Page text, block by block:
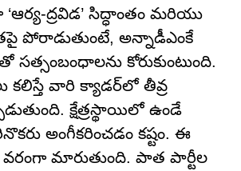
‘ఆర్య-ద్రవిడ’ సిద్ధాంతం మరియు
పోరాడుతుంటే, అన్నాడీఎంకే
సత్సంబంధాలను కోరుకుంటుంది.
కలిస్తే వారి క్యాడర్‌లో తీవ్ర
క్షేత్రస్థాయిలో ఉండే
అంగీకరించడం కష్టం. ఈ
మారుతుంది. పాత పార్టీల